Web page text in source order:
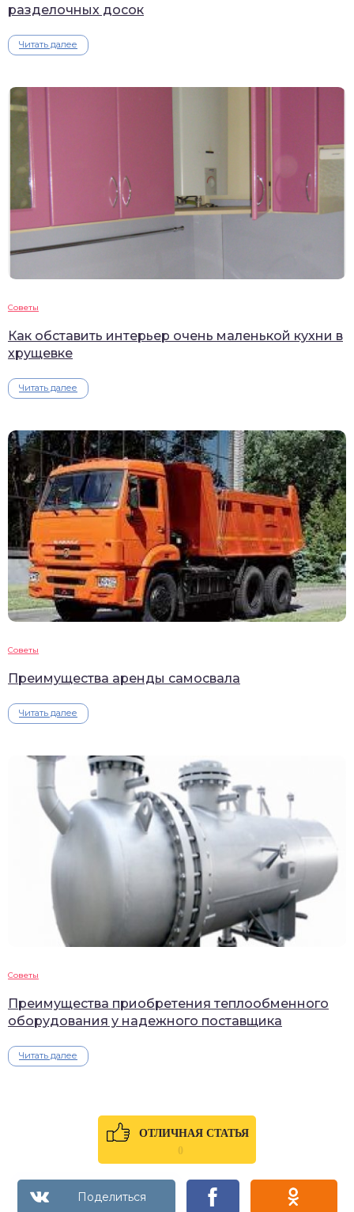
разделочных досок
Читать далее
Советы
Как обставить интерьер очень маленькой кухни в
хрущевке
Читать далее
Советы
Преимущества аренды самосвала
Читать далее
Советы
Преимущества приобретения теплообменного
оборудования у надежного поставщика
Читать далее
ОТЛИЧНАЯ СТАТЬЯ
0